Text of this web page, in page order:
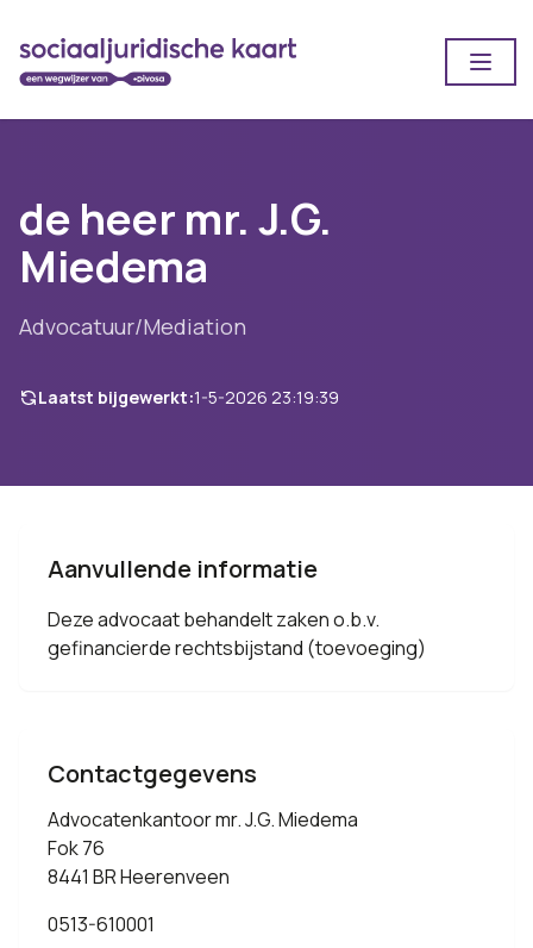
de heer mr. J.G.
Miedema
Advocatuur/Mediation
Laatst bijgewerkt:1-5-2026 23:19:39
Aanvullende informatie
Deze advocaat behandelt zaken o.b.v.
gefinancierde rechtsbijstand (toevoeging)
Contactgegevens
Advocatenkantoor mr. J.G. Miedema
Fok 76
8441 BR Heerenveen
0513-610001